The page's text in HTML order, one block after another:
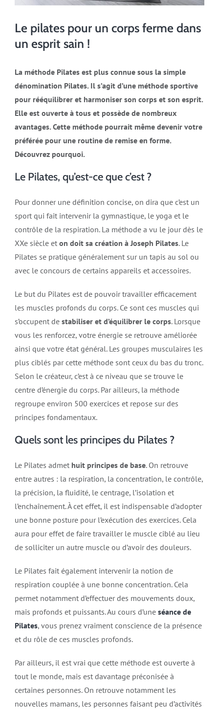
Le pilates pour un corps ferme dans
un esprit sain !
La méthode Pilates est plus connue sous la simple
dénomination Pilates. Il s’agit d’une méthode sportive
pour rééquilibrer et harmoniser son corps et son esprit.
Elle est ouverte à tous et possède de nombreux
avantages. Cette méthode pourrait même devenir votre
préférée pour une routine de remise en forme.
Découvrez pourquoi.
Le Pilates, qu’est-ce que c’est ?
Pour donner une définition concise, on dira que c’est un
sport qui fait intervenir la gymnastique, le yoga et le
contrôle de la respiration. La méthode a vu le jour dès le
XXe siècle et on doit sa création à Joseph Pilates. Le
Pilates se pratique généralement sur un tapis au sol ou
avec le concours de certains appareils et accessoires.
Le but du Pilates est de pouvoir travailler efficacement
les muscles profonds du corps. Ce sont ces muscles qui
s’occupent de stabiliser et d’équilibrer le corps. Lorsque
vous les renforcez, votre énergie se retrouve améliorée
ainsi que votre état général. Les groupes musculaires les
plus ciblés par cette méthode sont ceux du bas du tronc.
Selon le créateur, c’est à ce niveau que se trouve le
centre d’énergie du corps. Par ailleurs, la méthode
regroupe environ 500 exercices et repose sur des
principes fondamentaux.
Quels sont les principes du Pilates ?
Le Pilates admet huit principes de base. On retrouve
entre autres : la respiration, la concentration, le contrôle,
la précision, la fluidité, le centrage, l’isolation et
l’enchaînement. À cet effet, il est indispensable d’adopter
une bonne posture pour l’exécution des exercices. Cela
aura pour effet de faire travailler le muscle ciblé au lieu
de solliciter un autre muscle ou d’avoir des douleurs.
Le Pilates fait également intervenir la notion de
respiration couplée à une bonne concentration. Cela
permet notamment d’effectuer des mouvements doux,
mais profonds et puissants. Au cours d’une séance de
Pilates, vous prenez vraiment conscience de la présence
et du rôle de ces muscles profonds.
Par ailleurs, il est vrai que cette méthode est ouverte à
tout le monde, mais est davantage préconisée à
certaines personnes. On retrouve notamment les
nouvelles mamans, les personnes faisant peu d’activités